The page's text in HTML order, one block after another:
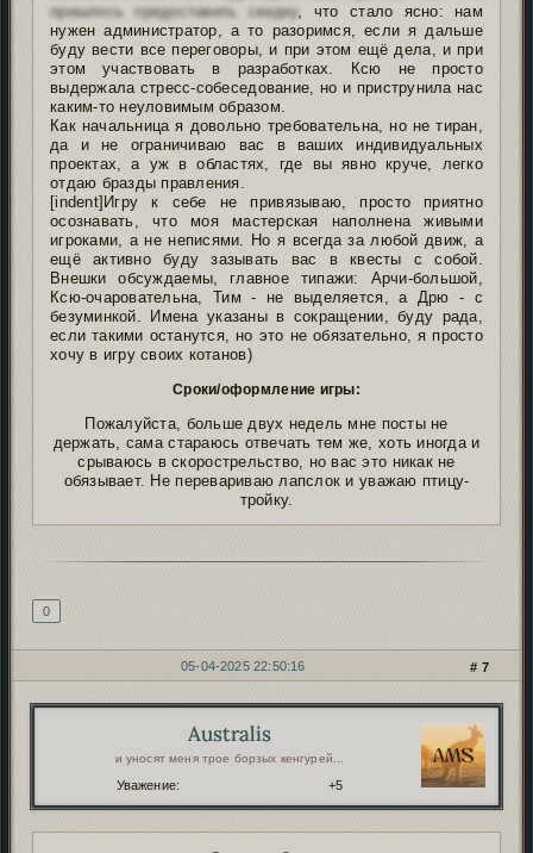
пришлось предоставить скидку , что стало ясно: нам
нужен администратор, а то разоримся, если я дальше
буду вести все переговоры, и при этом ещё дела, и при
этом участвовать в разработках. Ксю не просто
выдержала стресс-собеседование, но и приструнила нас
каким-то неуловимым образом.
Как начальница я довольно требовательна, но не тиран,
да и не ограничиваю вас в ваших индивидуальных
проектах, а уж в областях, где вы явно круче, легко
отдаю бразды правления.
[indent]Игру к себе не привязываю, просто приятно
осознавать, что моя мастерская наполнена живыми
игроками, а не неписями. Но я всегда за любой движ, а
ещё активно буду зазывать вас в квесты с собой.
Внешки обсуждаемы, главное типажи: Арчи-большой,
Ксю-очаровательна, Тим - не выделяется, а Дрю - с
безуминкой. Имена указаны в сокращении, буду рада,
если такими останутся, но это не обязательно, я просто
хочу в игру своих котанов)
Сроки/оформление игры:
Пожалуйста, больше двух недель мне посты не
держать, сама стараюсь отвечать тем же, хоть иногда и
срываюсь в скорострельство, но вас это никак не
обязывает. Не перевариваю лапслок и уважаю птицу-
тройку.
0
7
05-04-2025 22:50:16
Australis
и уносят меня трое борзых кенгурей...
Уважение: +5